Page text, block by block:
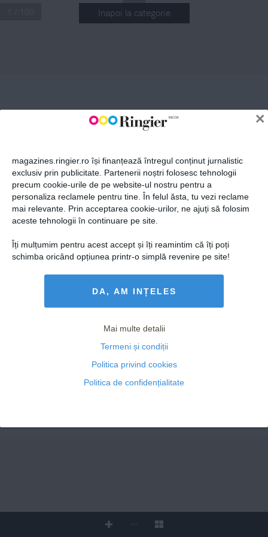
×
magazines.ringier.ro își finanțează întregul conținut jurnalistic
exclusiv prin publicitate. Partenerii noștri folosesc tehnologii
precum cookie-urile de pe website-ul nostru pentru a
personaliza reclamele pentru tine. În felul ăsta, tu vezi reclame
mai relevante. Prin acceptarea cookie-urilor, ne ajuți să folosim
aceste tehnologii în continuare pe site.
Îți mulțumim pentru acest accept și îți reamintim că îți poți
schimba oricând opțiunea printr-o simplă revenire pe site!
DA, AM INȚELES
Mai multe detalii
Termeni și condiții
Politica privind cookies
Politica de confidențialitate
Inapoi la categorie
ABONEAZĂ-TE
Politica de confidențialitate și
© 2026 Ringier Romania. Toate